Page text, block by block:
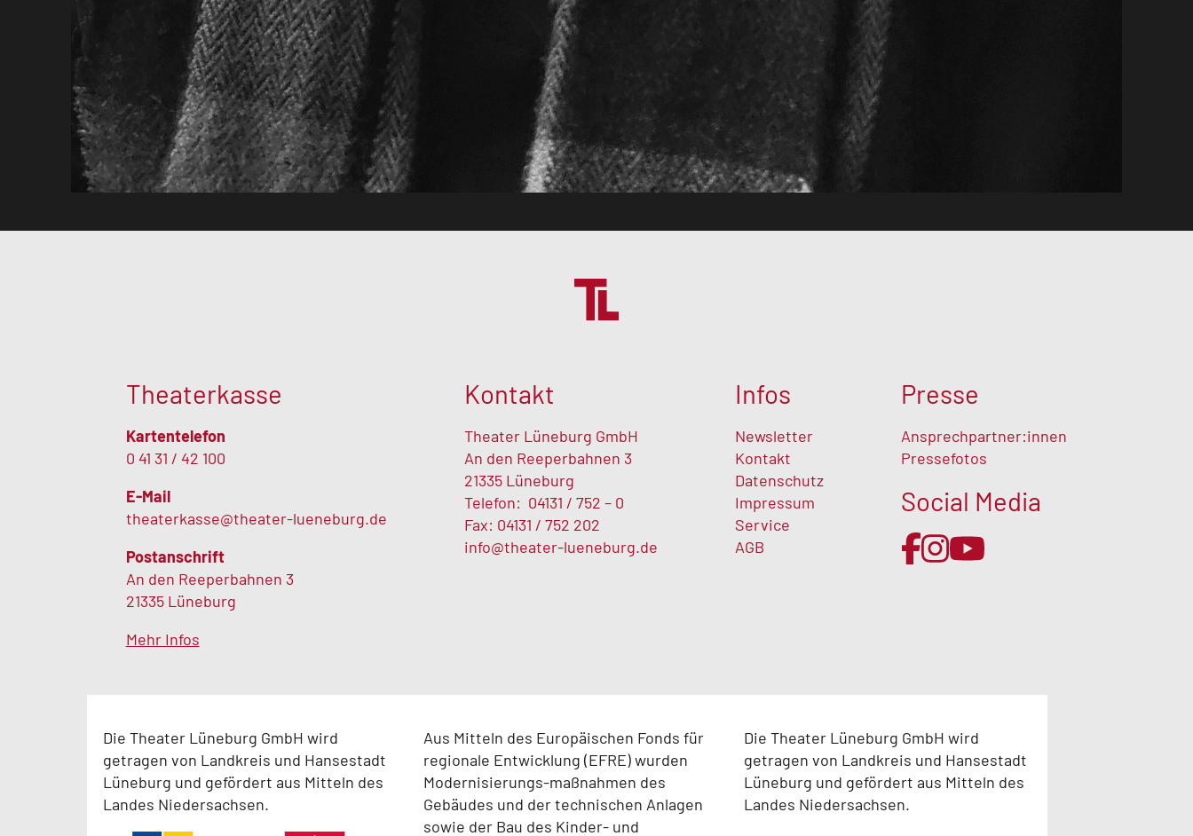
Theaterkasse
Kartentelefon
0 41 31 / 42 100
E-Mail
theaterkasse@theater-lueneburg.de
Postanschrift
An den Reeperbahnen 3
21335 Lüneburg
Mehr Infos
Kontakt
Theater Lüneburg GmbH
An den Reeperbahnen 3
21335 Lüneburg
Telefon: 04131 / 752 – 0
Fax: 04131 / 752 202
info@theater-lueneburg.de
Infos
Newsletter
Kontakt
Datenschutz
Impressum
Service
AGB
Presse
Ansprechpartner:innen
Pressefotos
Social Media
Die Theater Lüneburg GmbH wird
getragen von Landkreis und Hansestadt
Lüneburg und gefördert aus Mitteln des
Landes Niedersachsen.
Aus Mitteln des Europäischen Fonds für
regionale Entwicklung (EFRE) wurden
Modernisierungs-maßnahmen des
Gebäudes und der technischen Anlagen
sowie der Bau des Kinder- und
Die Theater Lüneburg GmbH wird
getragen von Landkreis und Hansestadt
Lüneburg und gefördert aus Mitteln des
Landes Niedersachsen.